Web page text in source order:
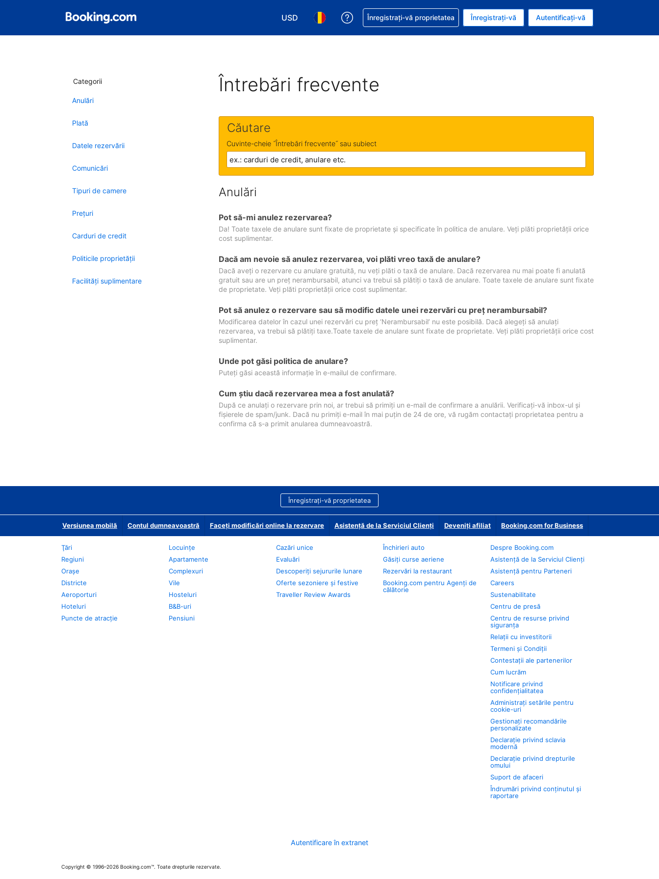
USD
Alegeţi moneda. Moneda actuală este Dolar american
Alegeți limba. Limba actuală este Română
Primiți asistență cu privire la rezervarea dvs.
Înregistrați-vă proprietatea Înregistrați-vă Autentificați-vă
Categorii
Anulări
Plată
Datele rezervării
Comunicări
Tipuri de camere
Preţuri
Carduri de credit
Politicile proprietății
Facilităţi suplimentare
Întrebări frecvente
Căutare
Cuvinte-cheie ˝Întrebări frecvente˝ sau subiect
Anulări
Pot să-mi anulez rezervarea?
Da! Toate taxele de anulare sunt fixate de proprietate și specificate în politica de anulare. Veți plăti proprietății orice
cost suplimentar.
Dacă am nevoie să anulez rezervarea, voi plăti vreo taxă de anulare?
Dacă aveți o rezervare cu anulare gratuită, nu veți plăti o taxă de anulare. Dacă rezervarea nu mai poate fi anulată
gratuit sau are un preț nerambursabil, atunci va trebui să plătiți o taxă de anulare. Toate taxele de anulare sunt fixate
de proprietate. Veți plăti proprietății orice cost suplimentar.
Pot să anulez o rezervare sau să modific datele unei rezervări cu preţ nerambursabil?
Modificarea datelor în cazul unei rezervări cu preț ‘Nerambursabil’ nu este posibilă. Dacă alegeți să anulați
rezervarea, va trebui să plătiți taxe.Toate taxele de anulare sunt fixate de proprietate. Veți plăti proprietății orice cost
suplimentar.
Unde pot găsi politica de anulare?
Puteți găsi această informație în e-mailul de confirmare.
Cum ştiu dacă rezervarea mea a fost anulată?
După ce anulați o rezervare prin noi, ar trebui să primiți un e-mail de confirmare a anulării. Verificați-vă inbox-ul și
fișierele de spam/junk. Dacă nu primiți e-mail în mai puțin de 24 de ore, vă rugăm contactați proprietatea pentru a
confirma că s-a primit anularea dumneavoastră.
Înregistrați-vă proprietatea
Versiunea mobilă Contul dumneavoastră Faceți modificări online la rezervare Asistență de la Serviciul Clienți Deveniţi afiliat Booking.com for Business
Ţări
Regiuni
Oraşe
Districte
Aeroporturi
Hoteluri
Puncte de atracţie
Locuințe
Apartamente
Complexuri
Vile
Hosteluri
B&B-uri
Pensiuni
Cazări unice
Evaluări
Descoperiți sejururile lunare
Oferte sezoniere și festive
Traveller Review Awards
Închirieri auto
Găsiți curse aeriene
Rezervări la restaurant
Booking.com pentru Agenți de
călătorie
Despre Booking.com
Asistență de la Serviciul Clienți
Asistență pentru Parteneri
Careers
Sustenabilitate
Centru de presă
Centru de resurse privind
siguranța
Relații cu investitorii
Termeni și Condiții
Contestații ale partenerilor
Cum lucrăm
Notificare privind
confidențialitatea
Administrați setările pentru
cookie-uri
Gestionați recomandările
personalizate
Declarație privind sclavia
modernă
Declarație privind drepturile
omului
Suport de afaceri
Îndrumări privind conținutul și
raportare
Autentificare în extranet
Copyright © 1996–2026 Booking.com™. Toate drepturile rezervate.